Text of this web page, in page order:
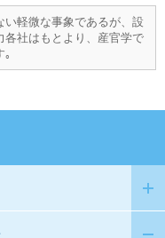
軽微な事象であるが、設
社はもとより、産官学で
｡